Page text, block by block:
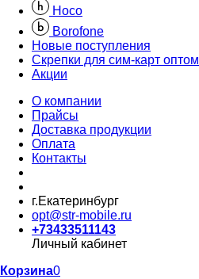
Hoco
Borofone
Новые поступления
Скрепки для сим-карт оптом
Акции
О компании
Прайсы
Доставка продукции
Оплата
Контакты
г.Екатеринбург
opt@str-mobile.ru
+73433511143
Личный кабинет
Корзина0